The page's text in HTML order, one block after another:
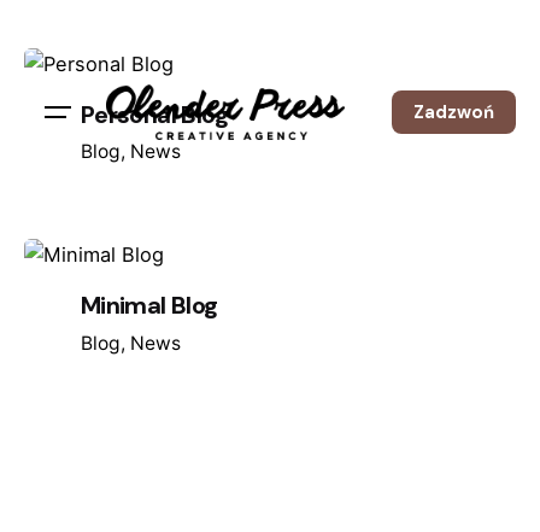
content
Zadzwoń
Personal Blog
Blog News
Minimal Blog
Blog News